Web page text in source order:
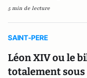
5 min de lecture
SAINT-PERE
Léon XIV ou le
totalement sous